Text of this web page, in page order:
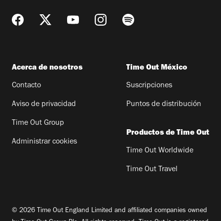
Acerca de nosotros
Contacto
Aviso de privacidad
Time Out Group
Administrar cookies
Time Out México
Suscripciones
Puntos de distribución
Productos de Time Out
Time Out Worldwide
Time Out Travel
© 2026 Time Out England Limited and affiliated companies owned